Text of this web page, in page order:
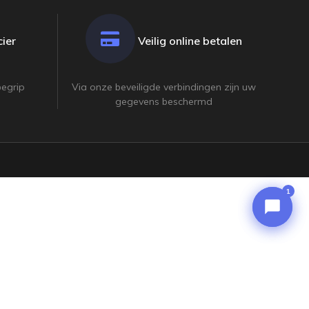
1
Veilig online betalen
Via onze beveiligde verbindingen zijn uw
gegevens beschermd